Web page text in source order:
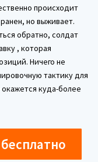
происходит
но выживает.
обратно, солдат
, которая
Ничего не
тактику для
куда-более